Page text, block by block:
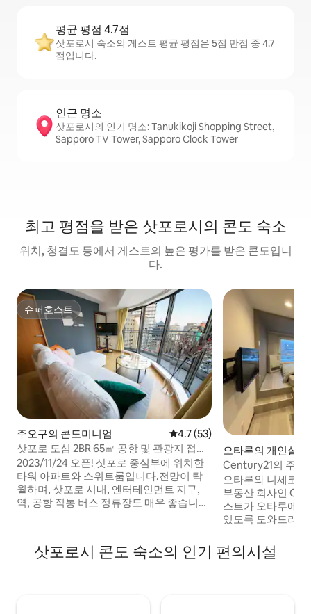
평균 평점 4.7점
삿포로시 숙소의 게스트 평균 평점은 5점 만점 중 4.7
점입니다.
인근 명소
삿포로시의 인기 명소: Tanukikoji Shopping Street,
Sapporo TV Tower, Sapporo Clock Tower
최고 평점을 받은 삿포로시의 콘도 숙소
위치, 청결도 등에서 게스트의 높은 평가를 받은 콘도입니
다.
슈퍼호스트
슈퍼호스트
주오구의 콘도미니엄 평점 4.7점(5점 만점), 후기 53
4.7 (53)
삿포로 도심 2BR 65㎡ 공항 및 관광지 접근
성이 뛰어난 객실 최대 8명 숙박
2023/11/24 오픈! 삿포로 중심부에 위치한
타워 아파트와 스위트룸입니다.전망이 탁
월하며, 삿포로 시내, 엔터테인먼트 지구,
역, 공항 직통 버스 정류장도 매우 좋습니다.
요!여러분의 의견을 듣고 싶습니다 ^ ^ 추가
요금을 내면 렌터카를 이용할 수 있습니다!
오타루의 개인실
Century21의 주방
303! 숙박비를 절
음식을 마음껏 즐
오타루와 니세코
부동산 회사인
스트가 오타루에
있도록 도와드리
숙박 가능합니다.
식과 술을 다루는
삿포로시 콘도 숙소의 인기 편의시설